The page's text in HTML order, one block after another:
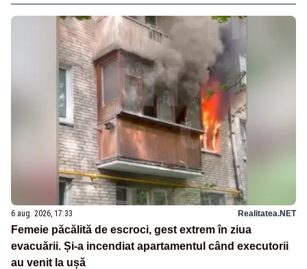
6 aug. 2026, 17:33 Realitatea.NET
Femeie păcălită de escroci, gest extrem în ziua
evacuării. Și-a incendiat apartamentul când executorii
au venit la ușă